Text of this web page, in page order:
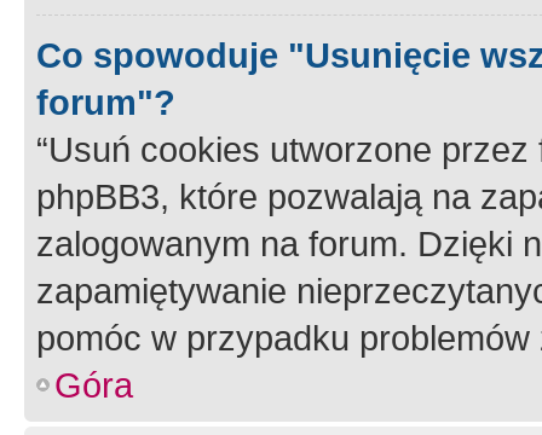
Co spowoduje "Usunięcie
forum"?
“Usuń cookies utworzone
phpBB3, które pozwalają na
zalogowanym na forum. Dzięki
zapamiętywanie
pomóc w przypadku
Góra